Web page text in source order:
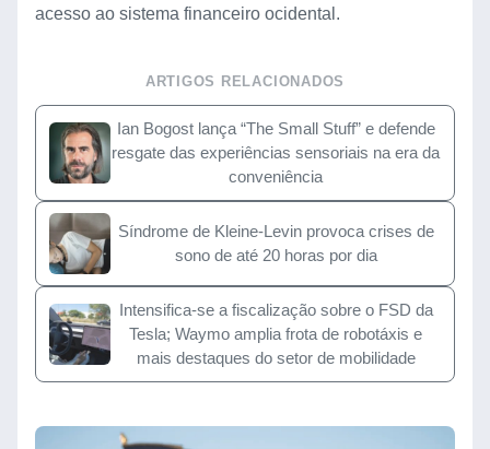
acesso ao sistema financeiro ocidental.
ARTIGOS RELACIONADOS
Ian Bogost lança “The Small Stuff” e defende
resgate das experiências sensoriais na era da
conveniência
Síndrome de Kleine-Levin provoca crises de
sono de até 20 horas por dia
Intensifica-se a fiscalização sobre o FSD da
Tesla; Waymo amplia frota de robotáxis e
mais destaques do setor de mobilidade